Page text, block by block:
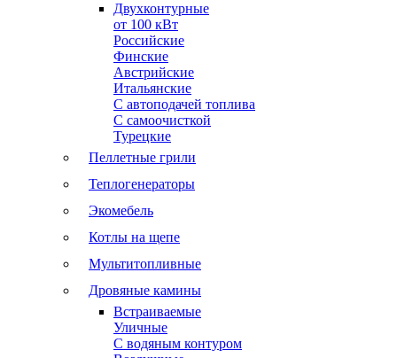
Двухконтурные
от 100 кВт
Российские
Финские
Австрийские
Итальянские
С автоподачей топлива
С самоочисткой
Турецкие
Пеллетные грили
Теплогенераторы
Экомебель
Котлы на щепе
Мультитопливные
Дровяные камины
Встраиваемые
Уличные
С водяным контуром